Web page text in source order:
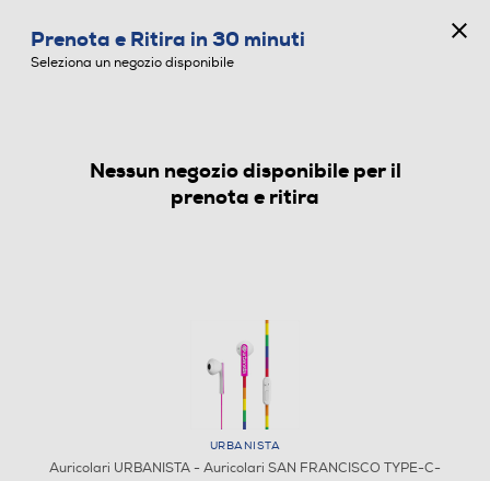
AURICOLARI
Prenota e Ritira in 30 minuti
Seleziona un negozio disponibile
Nessun negozio disponibile per il
prenota e ritira
URBANISTA
Auricolari URBANISTA - Auricolari SAN FRANCISCO TYPE-C-